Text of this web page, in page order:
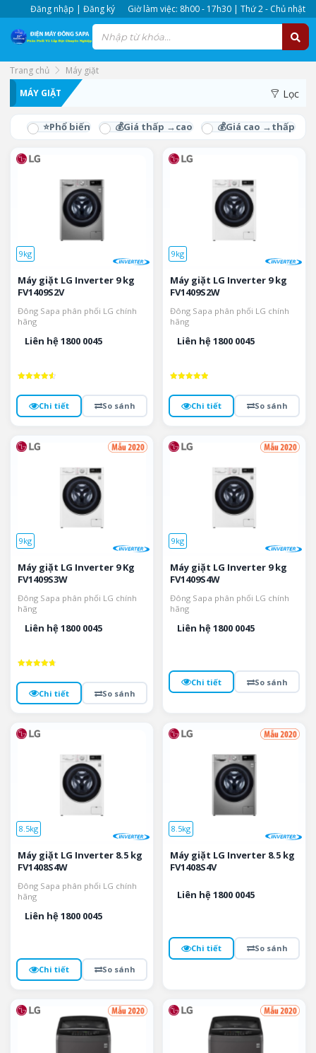
Đăng nhập | Đăng ký Giờ làm việc: 8h00 - 17h30 | Thứ 2 - Chủ nhật
Trang chủ Máy giặt
Mua online máy giặt cửa trên, máy giặt cửa trước giá sốc. Trả
góp 0% lãi suất, thanh toán cà thẻ tại nhà. Bao giá toàn kênh
siêu thị Miền Nam
MÁY GIẶT Lọc
9kg
Máy giặt LG Inverter 9 kg
FV1409S2V
Đông Sapa phân phối LG chính
hãng
Liên hệ 1800 0045
5 saoChi tiết So sánh
9kg
Máy giặt LG Inverter 9 kg
FV1409S2W
Đông Sapa phân phối LG chính
hãng
Liên hệ 1800 0045
5 saoChi tiết So sánh
9kg
Máy giặt LG Inverter 9 Kg
FV1409S3W
Đông Sapa phân phối LG chính
hãng
Liên hệ 1800 0045
hạng
5 saoChi tiết So sánh
9kg
Máy giặt LG Inverter 9 kg
FV1409S4W
Đông Sapa phân phối LG chính
hãng
Liên hệ 1800 0045
Chi tiết So sánh
8.5kg
Máy giặt LG Inverter 8.5 kg
FV1408S4W
Đông Sapa phân phối LG chính
hãng
Liên hệ 1800 0045
Chi tiết So sánh
8.5kg
Máy giặt LG Inverter 8.5 kg
FV1408S4V
Liên hệ 1800 0045
Chi tiết So sánh